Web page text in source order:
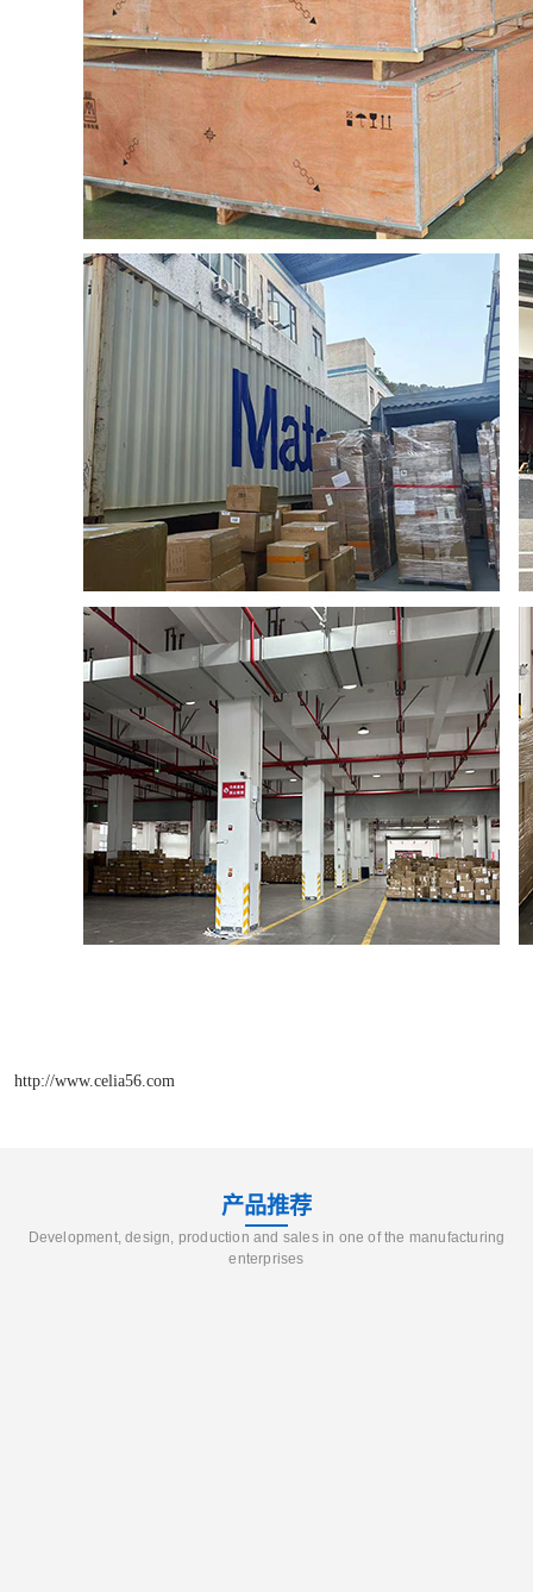
http://www.celia56.com
产品推荐
Development, design, production and sales in one of the manufacturing
enterprises